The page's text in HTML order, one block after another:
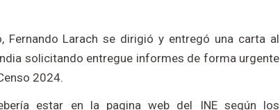
Fernando Larach se dirigió y entregó una carta al
solicitando entregue informes de forma urgente
2024.
estar en la pagina web del INE según los